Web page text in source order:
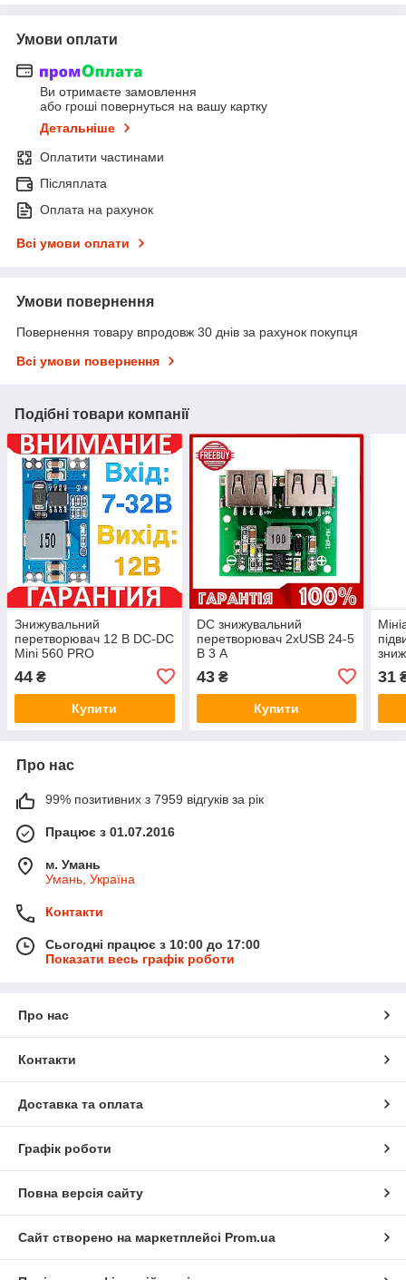
Умови оплати
Ви отримаєте замовлення
або гроші повернуться на вашу картку
Детальніше
Оплатити частинами
Післяплата
Оплата на рахунок
Всі умови оплати
Умови повернення
Повернення товару впродовж 30 днів за рахунок покупця
Всі умови повернення
Подібні товари компанії
Знижувальний
перетворювач 12 В DC-DC
Mini 560 PRO
44 ₴
Купити
DC знижувальний
перетворювач 2xUSB 24-5
В 3 A
43₴
Купити
out
31
Про нас
99% позитивних з 7959 відгуків за рік
Працює з 01.07.2016
м. Умань
Умань, Україна
Контакти
Сьогодні працює з 10:00 до 17:00
Показати весь графік роботи
Про нас
Контакти
Доставка та оплата
Графік роботи
Повна версія сайту
Сайт створено на маркетплейсі Prom.ua